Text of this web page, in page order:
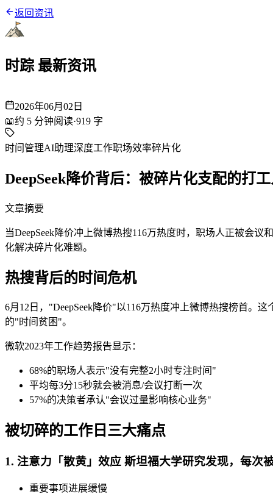
返回资讯
时踪 最新资讯
2026年06月02日
📖约 5 分钟阅读·919 字
时间管理AI助理深度工作职场效率碎片化
DeepSeek降价背后：被碎片化支配的打
文章摘要
当DeepSeek降价冲上微博热搜116万热度时，职场人正被会
化解决碎片化难题。
热搜背后的时间危机
6月12日，"DeepSeek降价"以116万热度冲上微博热搜榜首
的"时间贫困"。
微软2023年工作趋势报告显示：
68%的职场人表示"没有完整2小时专注时间"
平均每3分15秒就会被消息/会议打断一次
57%的决策者承认"会议过量影响核心业务"
被切碎的工作日三大痛点
1. 注意力「散黄」效应 斯坦福大学研究发现，每次
重要事项进展缓慢